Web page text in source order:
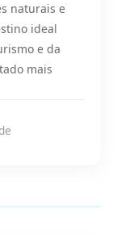
naturais e
ideal
e da
mais